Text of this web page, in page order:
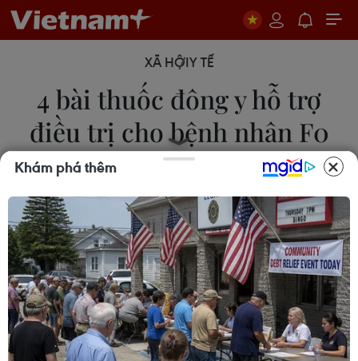
XÃ HỘIY TẾ
4 bài thuốc đông y hỗ trợ
điều trị cho bệnh nhân F0
không triệu chứng
30/09/2021 09:35
Dựa vào tình hình thực tế địa phương và tình trạng
cụ thể của bệnh nhân F0 không triệu chứng, thầy
thuốc tham khảo các bài thuốc dưới đây, trong
quá trình kê đơn điều trị có thể gia giảm cho phù
hợp.
Khám phá thêm